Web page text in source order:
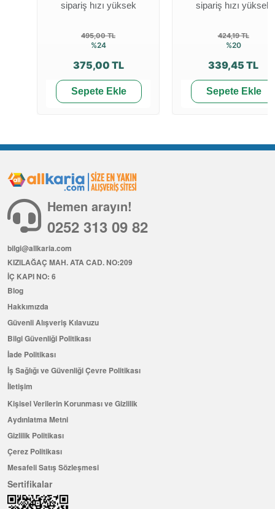
sipariş hızı yüksek
495,00 TL
%24
375,00 TL
Sepete Ekle
sipariş hızı yüksek
424,19 TL
%20
339,45 TL
Sepete Ekle
Hemen arayın!
0252 313 09 82
bilgi@allkaria.com
KIZILAĞAÇ MAH. ATA CAD. NO:209
İÇ KAPI NO: 6
Blog
Hakkımızda
Güvenli Alışveriş Kılavuzu
Bilgi Güvenliği Politikası
İade Politikası
İş Sağlığı ve Güvenliği Çevre Politikası
İletişim
Kişisel Verilerin Korunması ve Gizlilik
Aydınlatma Metni
Gizlilik Politikası
Çerez Politikası
Mesafeli Satış Sözleşmesi
Sertifikalar